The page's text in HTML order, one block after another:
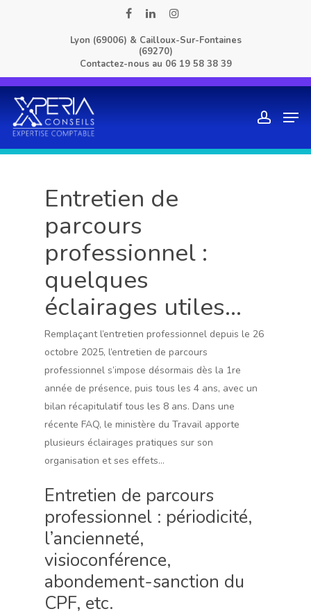
facebooklinkedininstagram
Lyon (69006) & Cailloux-Sur-Fontaines
(69270)
Contactez-nous au 06 19 58 38 39
Entretien de
parcours
professionnel :
quelques
éclairages utiles…
Remplaçant l’entretien professionnel depuis le 26
octobre 2025, l’entretien de parcours
professionnel s’impose désormais dès la 1re
année de présence, puis tous les 4 ans, avec un
bilan récapitulatif tous les 8 ans. Dans une
récente FAQ, le ministère du Travail apporte
plusieurs éclairages pratiques sur son
organisation et ses effets…
Entretien de parcours
professionnel : périodicité,
l’ancienneté,
visioconférence,
abondement-sanction du
CPF, etc.